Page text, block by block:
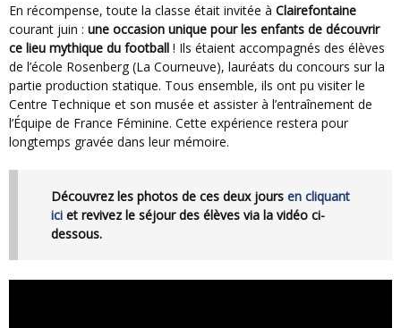
En récompense, toute la classe était invitée à Clairefontaine
courant juin : une occasion unique pour les enfants de découvrir
ce lieu mythique du football ! Ils étaient accompagnés des élèves
de l’école Rosenberg (La Courneuve), lauréats du concours sur la
partie production statique. Tous ensemble, ils ont pu visiter le
Centre Technique et son musée et assister à l’entraînement de
l’Équipe de France Féminine. Cette expérience restera pour
longtemps gravée dans leur mémoire.
Découvrez les photos de ces deux jours en cliquant
ici et revivez le séjour des élèves via la vidéo ci-
dessous.